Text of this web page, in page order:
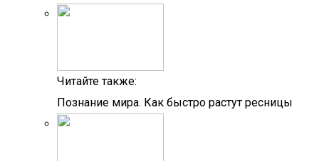
Читайте также:
Познание мира. Как быстро растут ресницы